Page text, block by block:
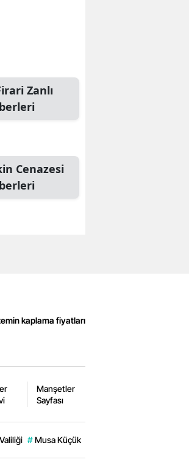
Zanlı
Cenazesi
kaplama fiyatları
Manşetler
Sayfası
# Musa Küçük